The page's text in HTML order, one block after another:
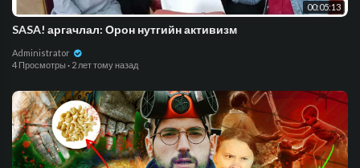
00:05:13
SASA! аргачлал: Орон нутгийн активизм
Administrator
4 Просмотры · 2 лет тому назад